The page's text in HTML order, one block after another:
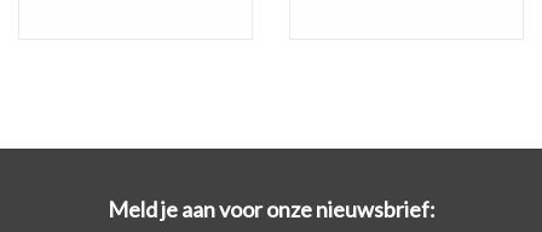
Meld je aan voor onze nieuwsbrief: